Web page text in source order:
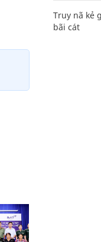
Truy nã kẻ
bãi cát